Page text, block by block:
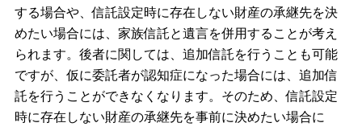
する場合や、信託設定時に存在しない財産の承継先を決
めたい場合には、家族信託と遺言を併用することが考え
られます。後者に関しては、追加信託を行うことも可能
ですが、仮に委託者が認知症になった場合には、追加信
託を行うことができなくなります。そのため、信託設定
時に存在しない財産の承継先を事前に決めたい場合に